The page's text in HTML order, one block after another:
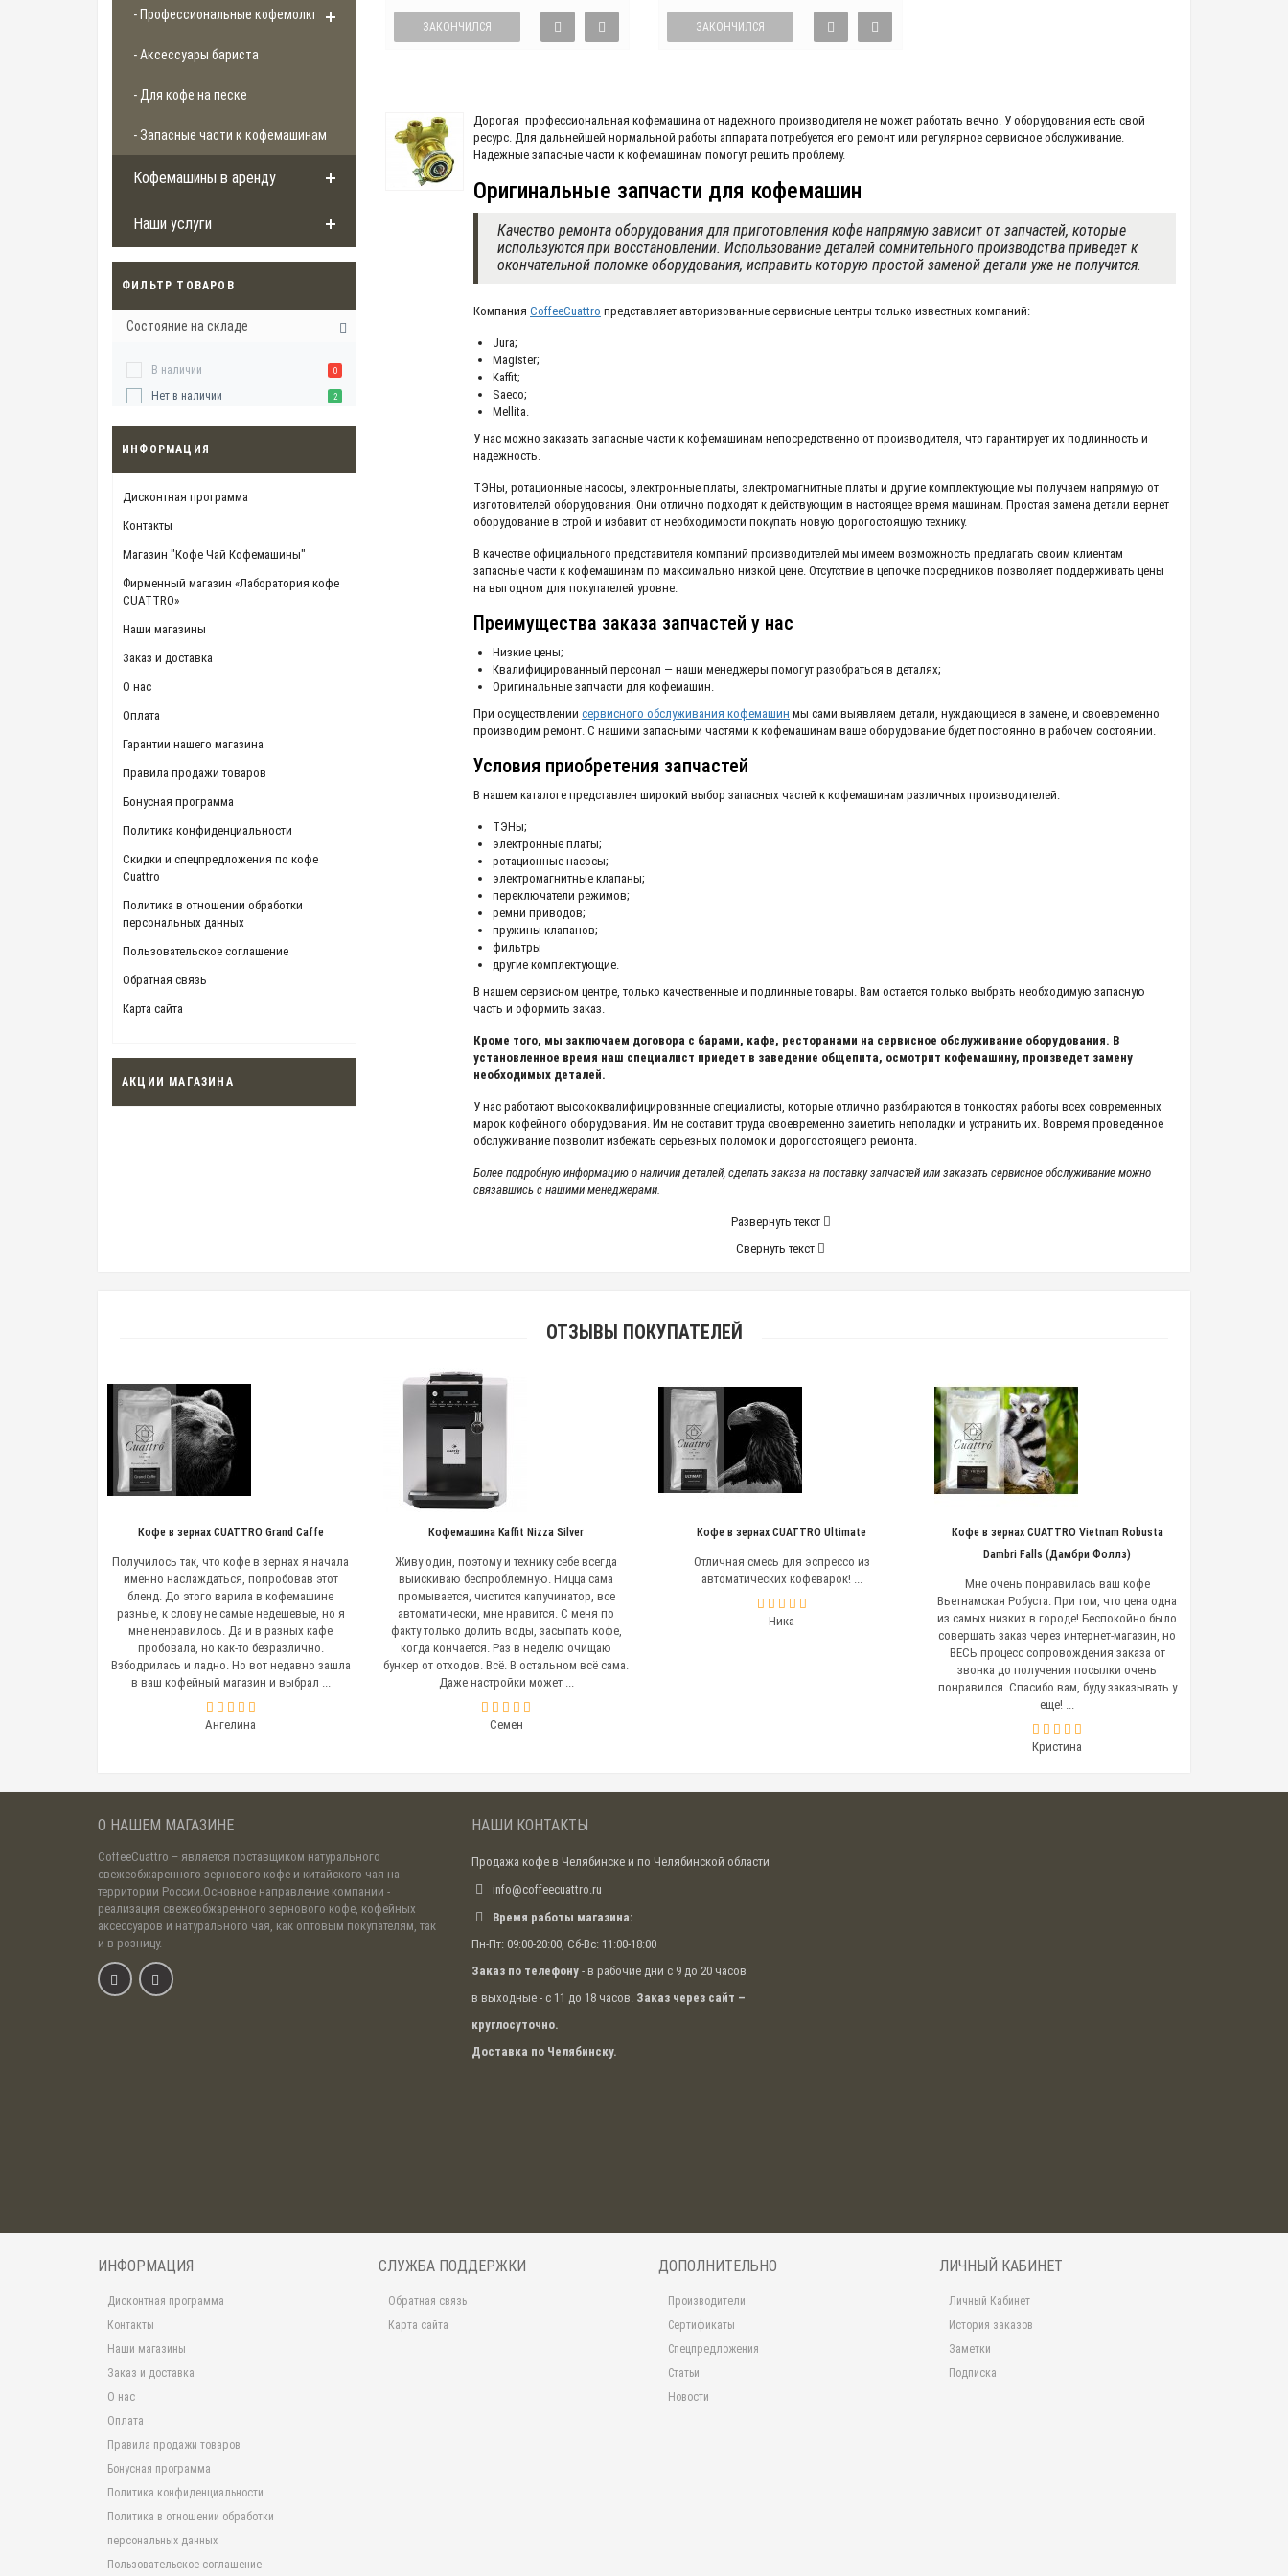
- Профессиональные кофемолки
- Аксессуары бариста
- Для кофе на песке
- Запасные части к кофемашинам
Кофемашины в аренду
Наши услуги
ФИЛЬТР ТОВАРОВ
Состояние на складе
В наличии 0
Нет в наличии 2
ИНФОРМАЦИЯ
Дисконтная программа
Контакты
Магазин "Кофе Чай Кофемашины"
Фирменный магазин «Лаборатория кофе
CUATTRO»
Наши магазины
Заказ и доставка
О нас
Оплата
Гарантии нашего магазина
Правила продажи товаров
Бонусная программа
Политика конфиденциальности
Скидки и спецпредложения по кофе
Cuattro
Политика в отношении обработки
персональных данных
Пользовательское соглашение
Обратная связь
Карта сайта
АКЦИИ МАГАЗИНА
ЗАКОНЧИЛСЯ ЗАКОНЧИЛСЯ
Дорогая профессиональная кофемашина от надежного производителя не может работать вечно. У оборудования есть свой
ресурс. Для дальнейшей нормальной работы аппарата потребуется его ремонт или регулярное сервисное обслуживание.
Надежные запасные части к кофемашинам помогут решить проблему.
Оригинальные запчасти для кофемашин
Качество ремонта оборудования для приготовления кофе напрямую зависит от запчастей, которые
используются при восстановлении. Использование деталей сомнительного производства приведет к
окончательной поломке оборудования, исправить которую простой заменой детали уже не получится.
Компания CoffeeCuattro представляет авторизованные сервисные центры только известных компаний:
Jura;
Magister;
Kaffit;
Saeco;
Mellita.
У нас можно заказать запасные части к кофемашинам непосредственно от производителя, что гарантирует их подлинность и
надежность.
ТЭНы, ротационные насосы, электронные платы, электромагнитные платы и другие комплектующие мы получаем напрямую от
изготовителей оборудования. Они отлично подходят к действующим в настоящее время машинам. Простая замена детали вернет
оборудование в строй и избавит от необходимости покупать новую дорогостоящую технику.
В качестве официального представителя компаний производителей мы имеем возможность предлагать своим клиентам
запасные части к кофемашинам по максимально низкой цене. Отсутствие в цепочке посредников позволяет поддерживать цены
на выгодном для покупателей уровне.
Преимущества заказа запчастей у нас
Низкие цены;
Квалифицированный персонал — наши менеджеры помогут разобраться в деталях;
Оригинальные запчасти для кофемашин.
При осуществлении сервисного обслуживания кофемашин мы сами выявляем детали, нуждающиеся в замене, и своевременно
производим ремонт. С нашими запасными частями к кофемашинам ваше оборудование будет постоянно в рабочем состоянии.
Условия приобретения запчастей
В нашем каталоге представлен широкий выбор запасных частей к кофемашинам различных производителей:
ТЭНы;
электронные платы;
ротационные насосы;
электромагнитные клапаны;
переключатели режимов;
ремни приводов;
пружины клапанов;
фильтры
другие комплектующие.
В нашем сервисном центре, только качественные и подлинные товары. Вам остается только выбрать необходимую запасную
часть и оформить заказ.
Кроме того, мы заключаем договора с барами, кафе, ресторанами на сервисное обслуживание оборудования. В
установленное время наш специалист приедет в заведение общепита, осмотрит кофемашину, произведет замену
необходимых деталей.
У нас работают высококвалифицированные специалисты, которые отлично разбираются в тонкостях работы всех современных
марок кофейного оборудования. Им не составит труда своевременно заметить неполадки и устранить их. Вовремя проведенное
обслуживание позволит избежать серьезных поломок и дорогостоящего ремонта.
Более подробную информацию о наличии деталей, сделать заказа на поставку запчастей или заказать сервисное обслуживание можно
связавшись с нашими менеджерами.
Развернуть текст
Свернуть текст
ОТЗЫВЫ ПОКУПАТЕЛЕЙ
Кофе в зернах CUATTRO Grand Caffe
Получилось так, что кофе в зернах я начала
именно наслаждаться, попробовав этот
бленд. До этого варила в кофемашине
разные, к слову не самые недешевые, но я
мне ненравилось. Да и в разных кафе
пробовала, но как-то безразлично.
Взбодрилась и ладно. Но вот недавно зашла
в ваш кофейный магазин и выбрал ...
Ангелина
Кофемашина Kaffit Nizza Silver
Живу один, поэтому и технику себе всегда
выискиваю беспроблемную. Ницца сама
промывается, чистится капучинатор, все
автоматически, мне нравится. С меня по
факту только долить воды, засыпать кофе,
когда кончается. Раз в неделю очищаю
бункер от отходов. Всё. В остальном всё сама.
Даже настройки может ...
Семен
Кофе в зернах CUATTRO Ultimate
Отличная смесь для эспрессо из
автоматических кофеварок! ...
Ника
Кофе в зернах CUATTRO Vietnam Robusta
Dambri Falls (Дамбри Фоллз)
Мне очень понравилась ваш кофе
Вьетнамская Робуста. При том, что цена одна
из самых низких в городе! Беспокойно было
совершать заказ через интернет-магазин, но
ВЕСЬ процесс сопровождения заказа от
звонка до получения посылки очень
понравился. Спасибо вам, буду заказывать у
еще! ...
Кристина
О НАШЕМ МАГАЗИНЕ
CoffeeCuattro – является поставщиком натурального
свежеобжаренного зернового кофе и китайского чая на
территории России.Основное направление компании -
реализация свежеобжаренного зернового кофе, кофейных
аксессуаров и натурального чая, как оптовым покупателям, так
и в розницу.
НАШИ КОНТАКТЫ
Продажа кофе в Челябинске и по Челябинской области
info@coffeecuattro.ru
Время работы магазина:
Пн-Пт: 09:00-20:00, Сб-Вс: 11:00-18:00
Заказ по телефону - в рабочие дни с 9 до 20 часов
в выходные - с 11 до 18 часов. Заказ через сайт –
круглосуточно.
Доставка по Челябинску.
ИНФОРМАЦИЯ
Дисконтная программа
Контакты
Наши магазины
Заказ и доставка
О нас
Оплата
Правила продажи товаров
Бонусная программа
Политика конфиденциальности
Политика в отношении обработки
персональных данных
Пользовательское соглашение
СЛУЖБА ПОДДЕРЖКИ
Обратная связь
Карта сайта
ДОПОЛНИТЕЛЬНО
Производители
Сертификаты
Спецпредложения
Статьи
Новости
ЛИЧНЫЙ КАБИНЕТ
Личный Кабинет
История заказов
Заметки
Подписка